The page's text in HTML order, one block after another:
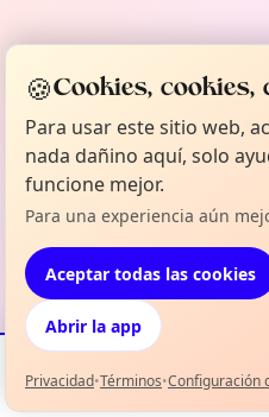
Eventos Mapa
🍪Cookies, cookies,
Para usar este sitio web,
nada dañino aquí, solo
funcione mejor.
Para una experiencia aún
Aceptar todas las cookies
Abrir la app
Privacidad•Términos•Configuración